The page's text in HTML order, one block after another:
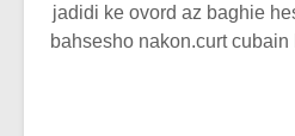
jadidi ke ovord az baghie
bahsesho nakon.curt